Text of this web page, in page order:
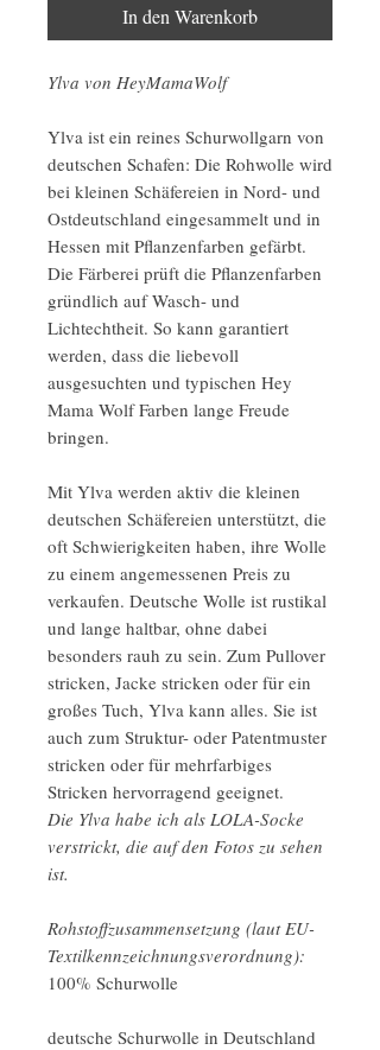
In den Warenkorb
Ylva von HeyMamaWolf
Ylva ist ein reines Schurwollgarn von
deutschen Schafen: Die Rohwolle wird
bei kleinen Schäfereien in Nord- und
Ostdeutschland eingesammelt und in
Hessen mit Pflanzenfarben gefärbt.
Die Färberei prüft die Pflanzenfarben
gründlich auf Wasch- und
Lichtechtheit. So kann garantiert
werden, dass die liebevoll
ausgesuchten und typischen Hey
Mama Wolf Farben lange Freude
bringen.
Mit Ylva werden aktiv die kleinen
deutschen Schäfereien unterstützt, die
oft Schwierigkeiten haben, ihre Wolle
zu einem angemessenen Preis zu
verkaufen. Deutsche Wolle ist rustikal
und lange haltbar, ohne dabei
besonders rauh zu sein. Zum Pullover
stricken, Jacke stricken oder für ein
großes Tuch, Ylva kann alles. Sie ist
auch zum Struktur- oder Patentmuster
stricken oder für mehrfarbiges
Stricken hervorragend geeignet.
Die Ylva habe ich als LOLA-Socke
verstrickt, die auf den Fotos zu sehen
ist.
Rohstoffzusammensetzung (laut EU-
Textilkennzeichnungsverordnung):
100% Schurwolle
deutsche Schurwolle in Deutschland